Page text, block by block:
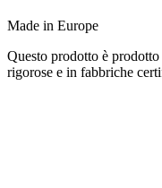
Made in Europe
Questo prodotto è
rigorose e in fabbriche